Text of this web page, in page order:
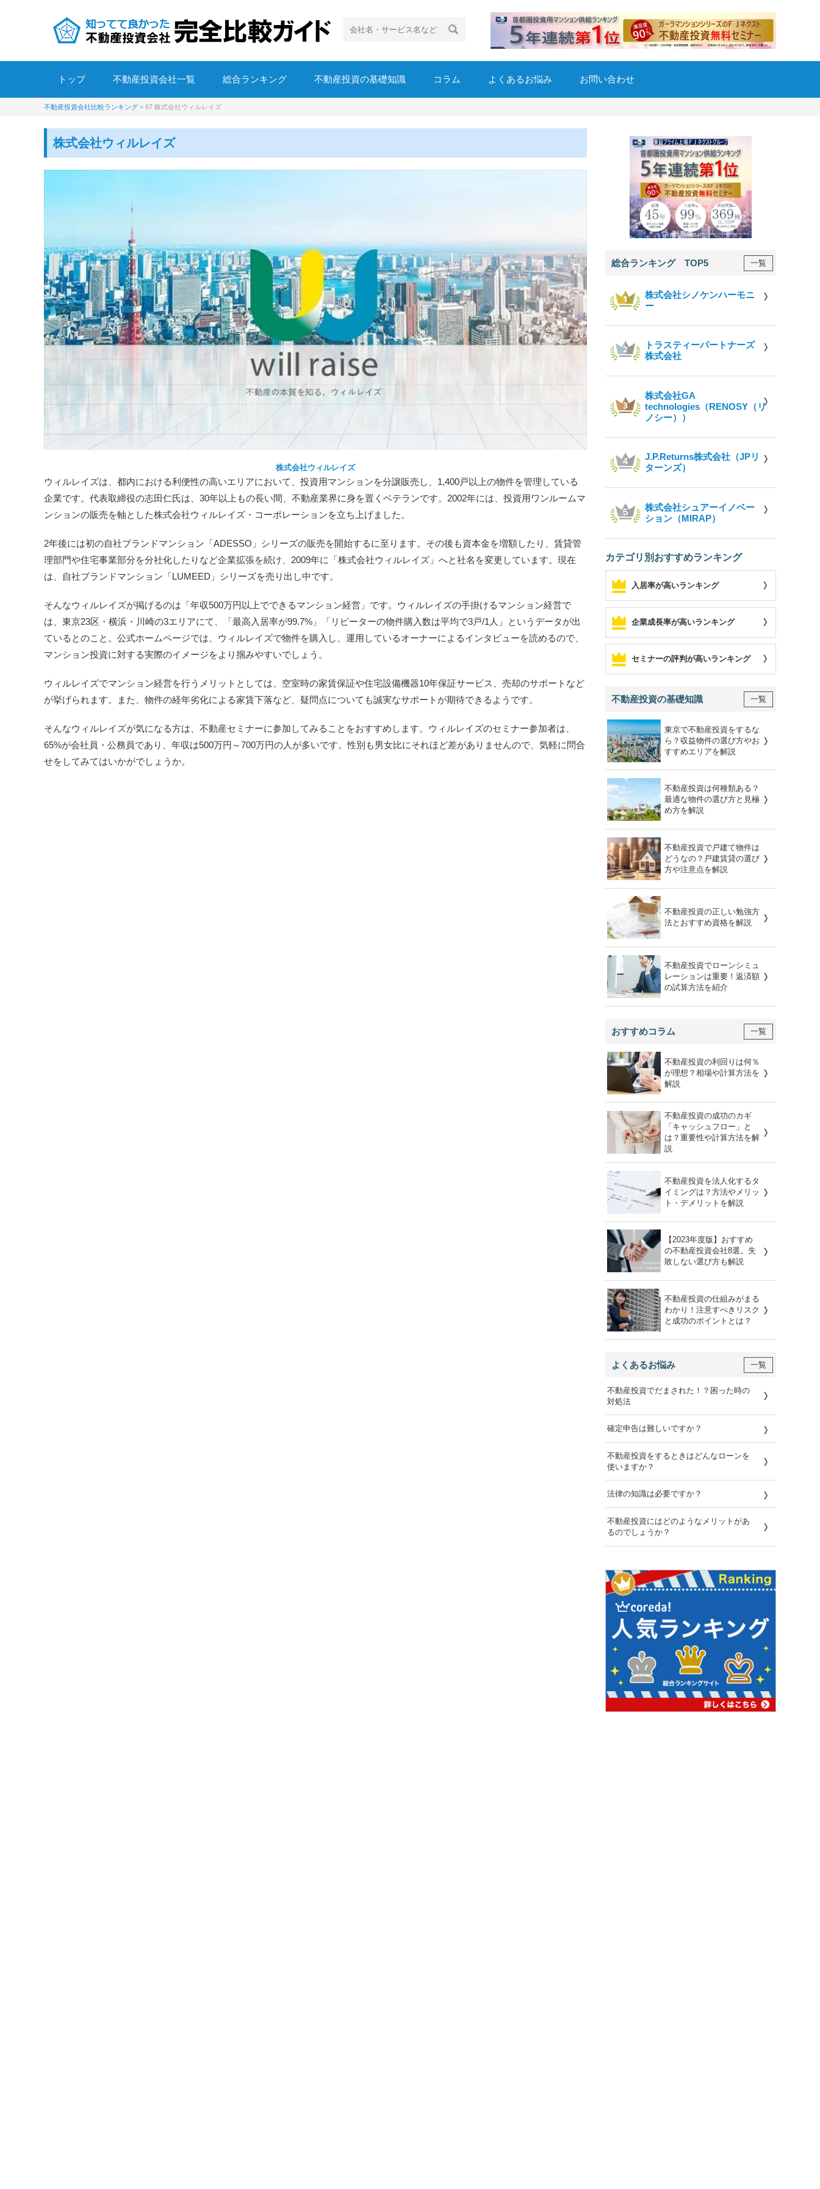
トップ 不動産投資会社一覧 総合ランキング 不動産投資の基礎知識 コラム よくあるお悩み お問い合わせ
不動産投資会社比較ランキング > 67 株式会社ウィルレイズ
株式会社ウィルレイズ
株式会社ウィルレイズ
ウィルレイズは、都内における利便性の高いエリアにおいて、投資用マンションを分譲販売し、1,400戸以上の物件を管理している
企業です。代表取締役の志田仁氏は、30年以上もの長い間、不動産業界に身を置くベテランです。2002年には、投資用ワンルームマ
ンションの販売を軸とした株式会社ウィルレイズ・コーポレーションを立ち上げました。
2年後には初の自社ブランドマンション「ADESSO」シリーズの販売を開始するに至ります。その後も資本金を増額したり、賃貸管
理部門や住宅事業部分を分社化したりなど企業拡張を続け、2009年に「株式会社ウィルレイズ」へと社名を変更しています。現在
は、自社ブランドマンション「LUMEED」シリーズを売り出し中です。
そんなウィルレイズが掲げるのは「年収500万円以上でできるマンション経営」です。ウィルレイズの手掛けるマンション経営で
は、東京23区・横浜・川崎の3エリアにて、「最高入居率が99.7%」「リピーターの物件購入数は平均で3戸/1人」というデータが出
ているとのこと。公式ホームページでは、ウィルレイズで物件を購入し、運用しているオーナーによるインタビューを読めるので、
マンション投資に対する実際のイメージをより掴みやすいでしょう。
ウィルレイズでマンション経営を行うメリットとしては、空室時の家賃保証や住宅設備機器10年保証サービス、売却のサポートなど
が挙げられます。また、物件の経年劣化による家賃下落など、疑問点についても誠実なサポートが期待できるようです。
そんなウィルレイズが気になる方は、不動産セミナーに参加してみることをおすすめします。ウィルレイズのセミナー参加者は、
65%が会社員・公務員であり、年収は500万円～700万円の人が多いです。性別も男女比にそれほど差がありませんので、気軽に問合
せをしてみてはいかがでしょうか。
総合ランキング TOP5 一覧
株式会社シノケンハーモニ
ー
トラスティーパートナーズ
株式会社
株式会社GA
technologies（RENOSY（リ
ノシー））
J.P.Returns株式会社（JPリ
ターンズ）
株式会社シュアーイノベー
ション（MIRAP）
カテゴリ別おすすめランキング
入居率が高いランキング
企業成長率が高いランキング
セミナーの評判が高いランキング
不動産投資の基礎知識 一覧
東京で不動産投資をするな
ら？収益物件の選び方やお
すすめエリアを解説
不動産投資は何種類ある？
最適な物件の選び方と見極
め方を解説
不動産投資で戸建て物件は
どうなの？戸建賃貸の選び
方や注意点を解説
不動産投資の正しい勉強方
法とおすすめ資格を解説
不動産投資でローンシミュ
レーションは重要！返済額
の試算方法を紹介
おすすめコラム 一覧
不動産投資の利回りは何％
が理想？相場や計算方法を
解説
不動産投資の成功のカギ
「キャッシュフロー」と
は？重要性や計算方法を解
説
不動産投資を法人化するタ
イミングは？方法やメリッ
ト・デメリットを解説
【2023年度版】おすすめ
の不動産投資会社8選。失
敗しない選び方も解説
不動産投資の仕組みがまる
わかり！注意すべきリスク
と成功のポイントとは？
よくあるお悩み 一覧
不動産投資でだまされた！？困った時の
対処法
確定申告は難しいですか？
不動産投資をするときはどんなローンを
使いますか？
法律の知識は必要ですか？
不動産投資にはどのようなメリットがあ
るのでしょうか？